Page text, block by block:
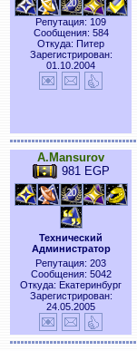
Репутация: 109
Сообщения: 584
Откуда: Питер
Зарегистрирован:
01.10.2004
A.Mansurov
981 EGP
Технический
Администратор
Репутация: 203
Сообщения: 5042
Откуда: Екатеринбург
Зарегистрирован:
24.05.2005